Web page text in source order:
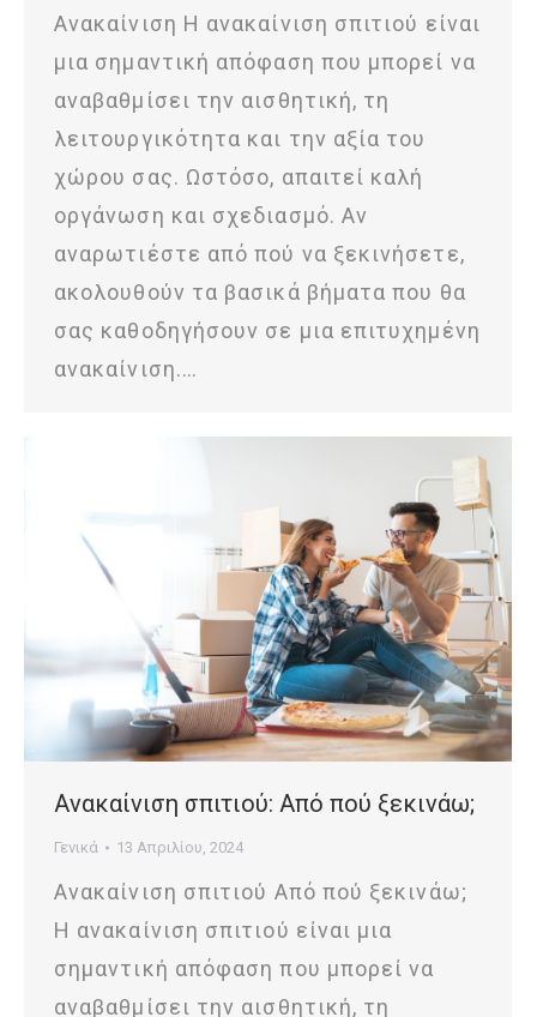
Ανακαίνιση Η ανακαίνιση σπιτιού είναι
μια σημαντική απόφαση που μπορεί να
αναβαθμίσει την αισθητική, τη
λειτουργικότητα και την αξία του
χώρου σας. Ωστόσο, απαιτεί καλή
οργάνωση και σχεδιασμό. Αν
αναρωτιέστε από πού να ξεκινήσετε,
ακολουθούν τα βασικά βήματα που θα
σας καθοδηγήσουν σε μια επιτυχημένη
ανακαίνιση.…
Ανακαίνιση σπιτιού: Από πού ξεκινάω;
Γενικά 13 Απριλίου, 2024
Ανακαίνιση σπιτιού Από πού ξεκινάω;
Η ανακαίνιση σπιτιού είναι μια
σημαντική απόφαση που μπορεί να
αναβαθμίσει την αισθητική, τη